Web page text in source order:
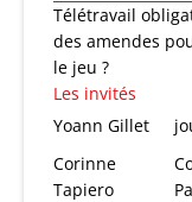
Télétravail
des amendes
le jeu ?
Les invités
Yoann Gillet
Corinne
Tapiero